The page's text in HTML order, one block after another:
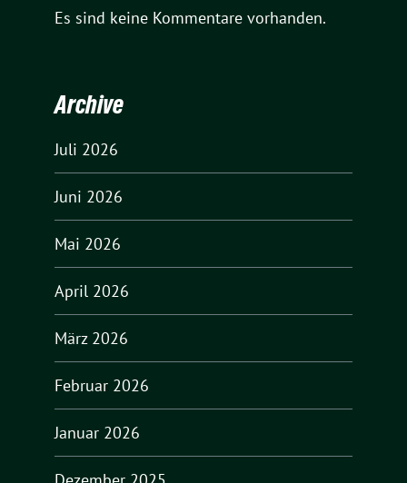
Es sind keine Kommentare vorhanden.
Archive
Juli 2026
Juni 2026
Mai 2026
April 2026
März 2026
Februar 2026
Januar 2026